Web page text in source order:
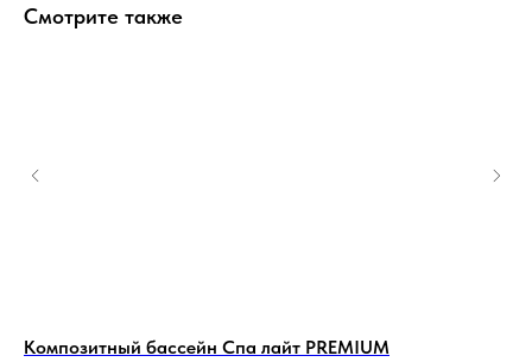
Смотрите также
Композитный бассейн Спа лайт PREMIUM